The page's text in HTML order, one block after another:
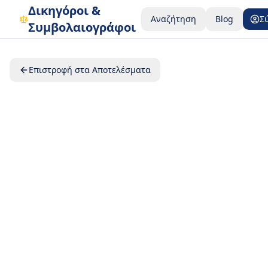
Δικηγόροι &
Συμβολαιογράφοι
Αναζήτηση Blog
Επιστροφή στα Αποτελέσματα